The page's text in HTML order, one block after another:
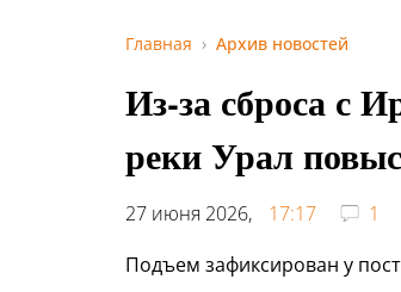
Главная Архив новостей
Из-за сброса с
реки Урал
27 июня 2026, 17:17
1
Подъем зафиксирован у